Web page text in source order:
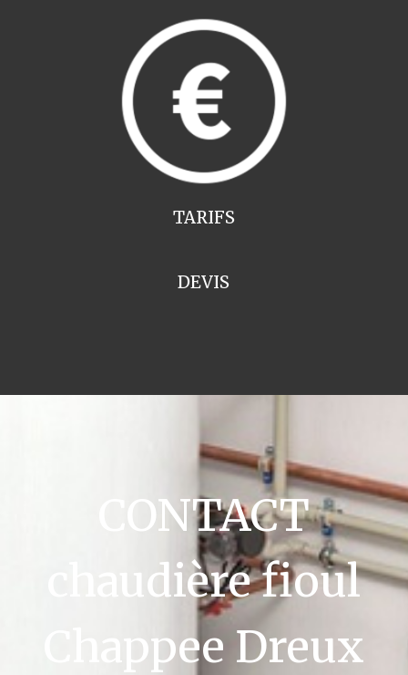
TARIFS
DEVIS
CONTACT
chaudière fioul
Chappee Dreux